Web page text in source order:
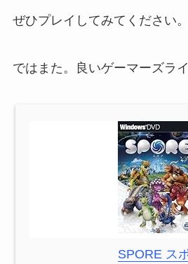
ぜひプレイしてみてください。
ではまた。良いゲーマーズライ
SPORE ス